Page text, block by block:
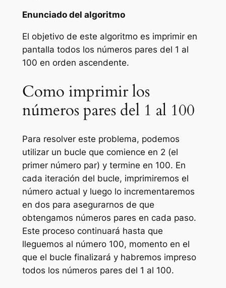
Enunciado del algoritmo
El objetivo de este algoritmo es imprimir en
pantalla todos los números pares del 1 al
100 en orden ascendente.
Como imprimir los
números pares del 1 al 100
Para resolver este problema, podemos
utilizar un bucle que comience en 2 (el
primer número par) y termine en 100. En
cada iteración del bucle, imprimiremos el
número actual y luego lo incrementaremos
en dos para asegurarnos de que
obtengamos números pares en cada paso.
Este proceso continuará hasta que
lleguemos al número 100, momento en el
que el bucle finalizará y habremos impreso
todos los números pares del 1 al 100.